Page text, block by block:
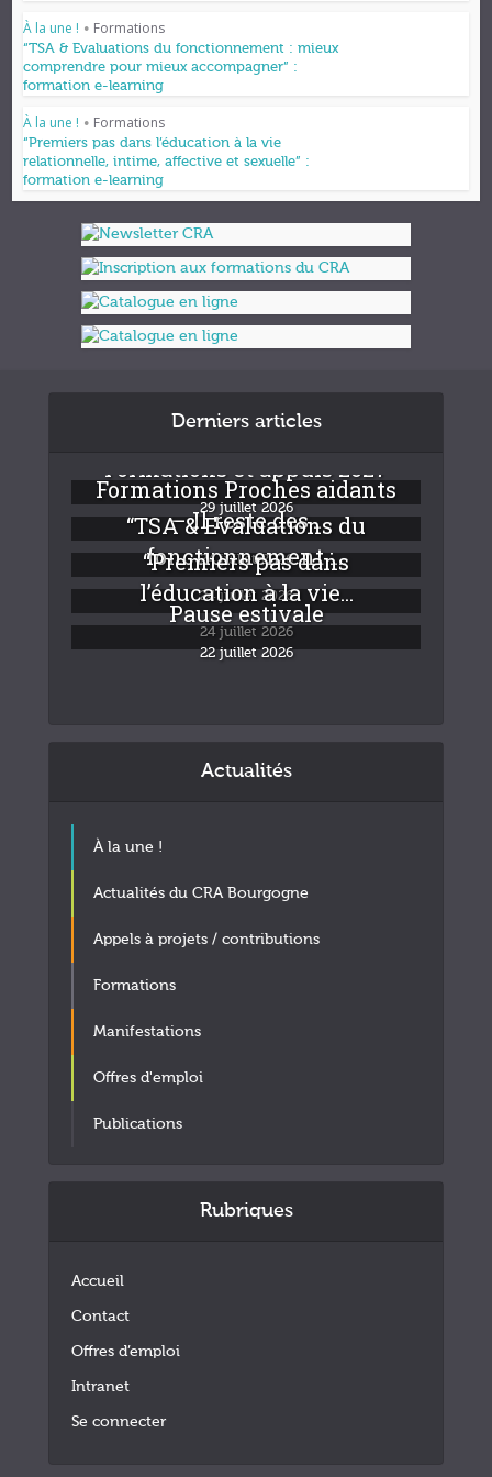
À la une ! • Formations
“TSA & Evaluations du fonctionnement : mieux
comprendre pour mieux accompagner” :
formation e-learning
À la une ! • Formations
“Premiers pas dans l’éducation à la vie
relationnelle, intime, affective et sexuelle” :
formation e-learning
Derniers articles
Formations et appuis 2027
29 juillet 2026
Formations Proches aidants
– Il reste des...
24 juillet 2026
“TSA & Evaluations du
fonctionnement :...
24 juillet 2026
“Premiers pas dans
l’éducation à la vie...
24 juillet 2026
Pause estivale
22 juillet 2026
Actualités
À la une !
Actualités du CRA Bourgogne
Appels à projets / contributions
Formations
Manifestations
Offres d'emploi
Publications
Rubriques
Accueil
Contact
Offres d’emploi
Intranet
Se connecter